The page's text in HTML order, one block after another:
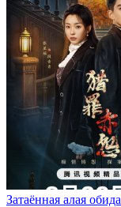
Затаённая алая обида